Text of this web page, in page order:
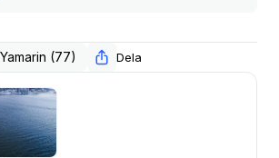
Yamarin (77) Dela